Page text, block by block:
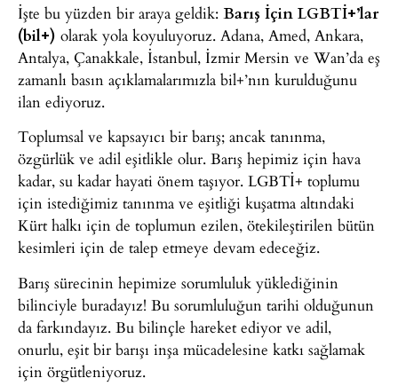
İşte bu yüzden bir araya geldik: Barış İçin LGBTİ+’lar
(bil+) olarak yola koyuluyoruz. Adana, Amed, Ankara,
Antalya, Çanakkale, İstanbul, İzmir Mersin ve Wan’da eş
zamanlı basın açıklamalarımızla bil+’nın kurulduğunu
ilan ediyoruz.
Toplumsal ve kapsayıcı bir barış; ancak tanınma,
özgürlük ve adil eşitlikle olur. Barış hepimiz için hava
kadar, su kadar hayati önem taşıyor. LGBTİ+ toplumu
için istediğimiz tanınma ve eşitliği kuşatma altındaki
Kürt halkı için de toplumun ezilen, ötekileştirilen bütün
kesimleri için de talep etmeye devam edeceğiz.
Barış sürecinin hepimize sorumluluk yüklediğinin
bilinciyle buradayız! Bu sorumluluğun tarihi olduğunun
da farkındayız. Bu bilinçle hareket ediyor ve adil,
onurlu, eşit bir barışı inşa mücadelesine katkı sağlamak
için örgütleniyoruz.